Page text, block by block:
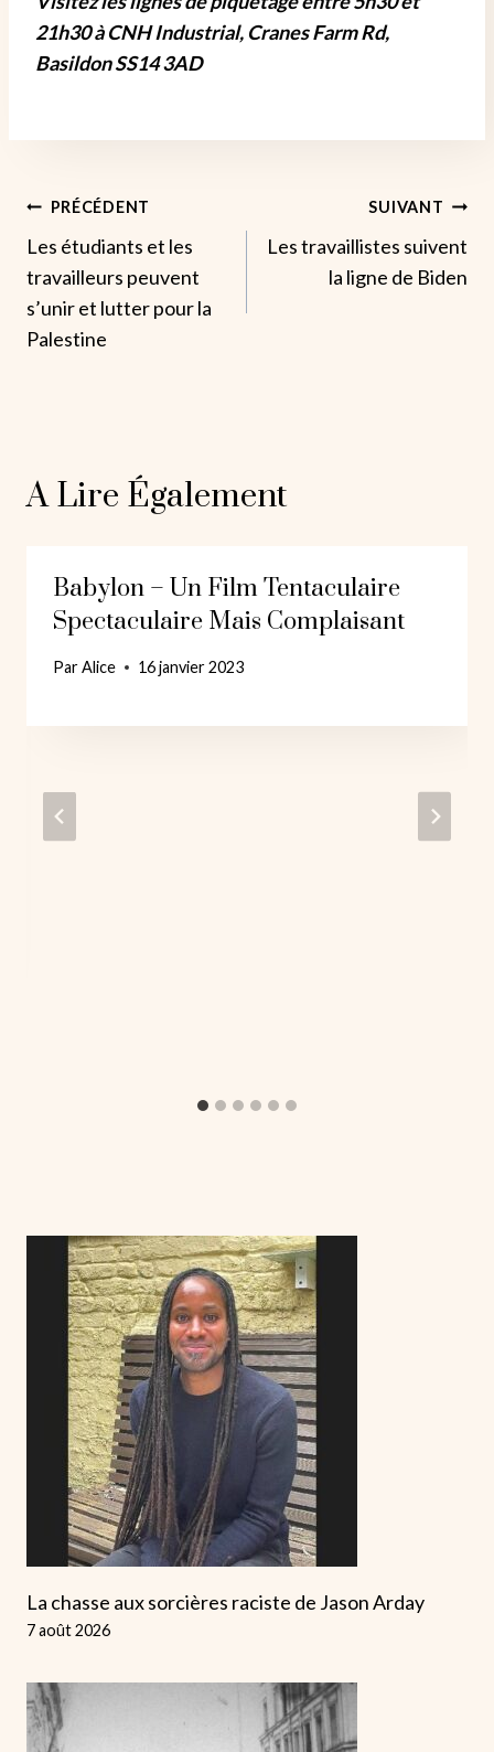
21h30 à CNH Industrial, Cranes Farm Rd,
Basildon SS14 3AD
Navigation
De
L’article
PRÉCÉDENT
Les étudiants et les
travailleurs peuvent
s’unir et lutter pour la
Palestine
SUIVANT
Les travaillistes suivent
la ligne de Biden
A Lire Également
Babylon – Un Film Tentaculaire
Spectaculaire Mais Complaisant
ParAlice 16 janvier 2023
La chasse aux sorcières raciste de Jason Arday
7 août 2026